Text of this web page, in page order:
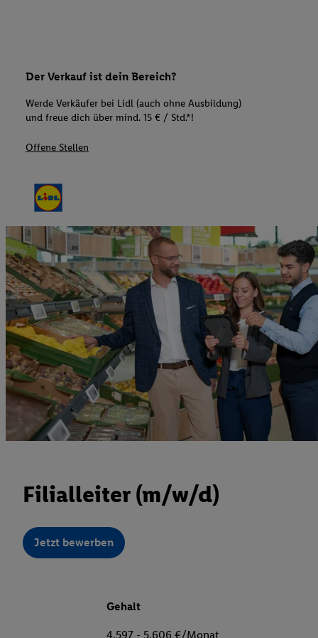
Der Verkauf ist dein Bereich?
Werde Verkäufer bei Lidl (auch ohne Ausbildung)
und freue dich über mind. 15 € / Std.*!
Offene Stellen
Filialleiter (m/w/d)
Jetzt bewerben
Gehalt
4.597 - 5.606 €/Monat